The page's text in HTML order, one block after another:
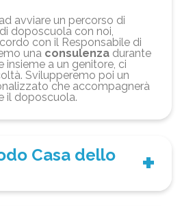
avviare un percorso di
doposcuola con noi,
con il Responsabile di
una consulenza durante
insieme a un genitore, ci
Svilupperemo poi un
che accompagnerà
il doposcuola.
Casa dello